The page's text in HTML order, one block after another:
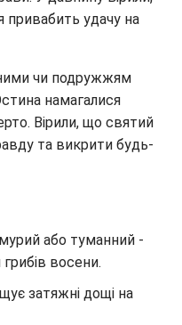
удачу на
чи подружжям
намагалися
Вірили, що святий
та викрити будь-
або туманний -
восени.
затяжні дощі на